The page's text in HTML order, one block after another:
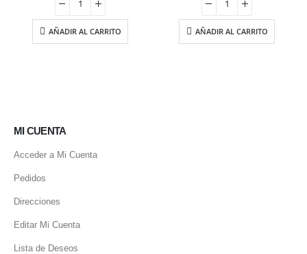
era:
13.30 €.9.30 €.
AÑADIR AL CARRITO
era:
23.20 €.19.72 €.
AÑADIR AL CARRITO
MI CUENTA
Acceder a Mi Cuenta
Pedidos
Direcciones
Editar Mi Cuenta
Lista de Deseos